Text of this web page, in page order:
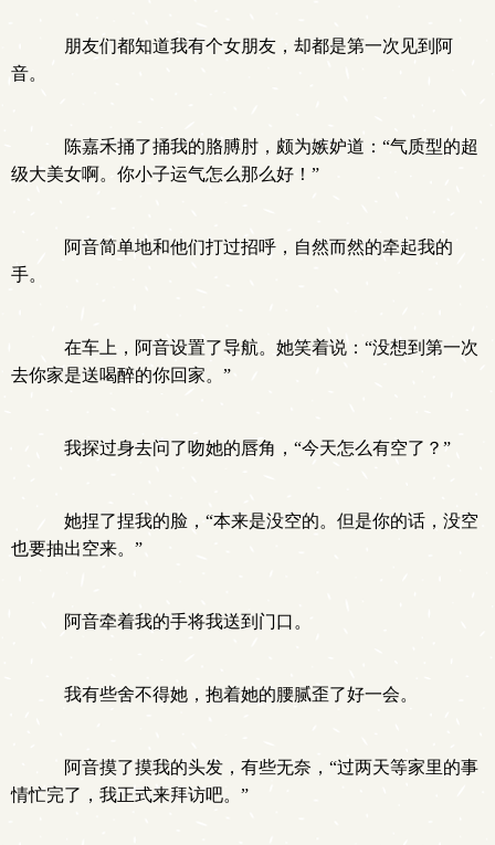
朋友们都知道我有个女朋友，却都是第一次见到阿
音。
陈嘉禾捅了捅我的胳膊肘，颇为嫉妒道：“气质型的超
级大美女啊。你小子运气怎么那么好！”
阿音简单地和他们打过招呼，自然而然的牵起我的
手。
在车上，阿音设置了导航。她笑着说：“没想到第一次
去你家是送喝醉的你回家。”
我探过身去问了吻她的唇角，“今天怎么有空了？”
她捏了捏我的脸，“本来是没空的。但是你的话，没空
也要抽出空来。”
阿音牵着我的手将我送到门口。
我有些舍不得她，抱着她的腰腻歪了好一会。
阿音摸了摸我的头发，有些无奈，“过两天等家里的事
情忙完了，我正式来拜访吧。”